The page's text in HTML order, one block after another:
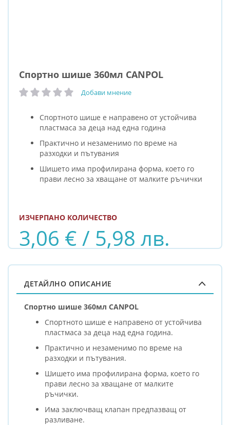
Спортно шише 360мл CANPOL
рейтинг: Добави мнение
Спортното шише е направено от устойчива
пластмаса за деца над една година
Практично и незаменимо по време на
разходки и пътувания
Шишето има профилирана форма, което го
прави лесно за хващане от малките ръчички
3,06 € / 5,98 лв.
ИЗЧЕРПАНО КОЛИЧЕСТВО
ДЕТАЙЛНО ОПИСАНИЕ
Спортно шише 360мл CANPOL
Спортното шише е направено от устойчива
пластмаса за деца над една година.
Практично и незаменимо по време на
разходки и пътувания.
Шишето има профилирана форма, което го
прави лесно за хващане от малките
ръчички.
Има заключващ клапан предпазващ от
разливане.